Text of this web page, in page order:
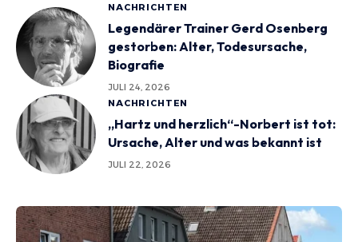
NACHRICHTEN
Legendärer Trainer Gerd Osenberg
gestorben: Alter, Todesursache,
Biografie
JULI 24, 2026
NACHRICHTEN
„Hartz und herzlich“-Norbert ist tot:
Ursache, Alter und was bekannt ist
JULI 22, 2026